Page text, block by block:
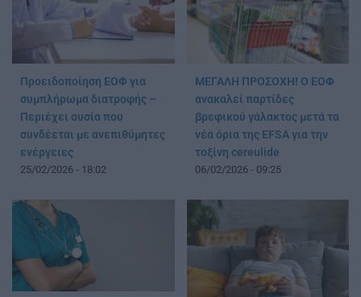
Προειδοποίηση ΕΟΦ για
συμπλήρωμα διατροφής –
Περιέχει ουσία που
συνδέεται με ανεπιθύμητες
ενέργειες
25/02/2026 - 18:02
ΜΕΓΑΛΗ ΠΡΟΣΟΧΗ! Ο ΕΟΦ
ανακαλεί παρτίδες
βρεφικού γάλακτος μετά τα
νέα όρια της EFSA για την
τοξίνη cereulide
06/02/2026 - 09:25